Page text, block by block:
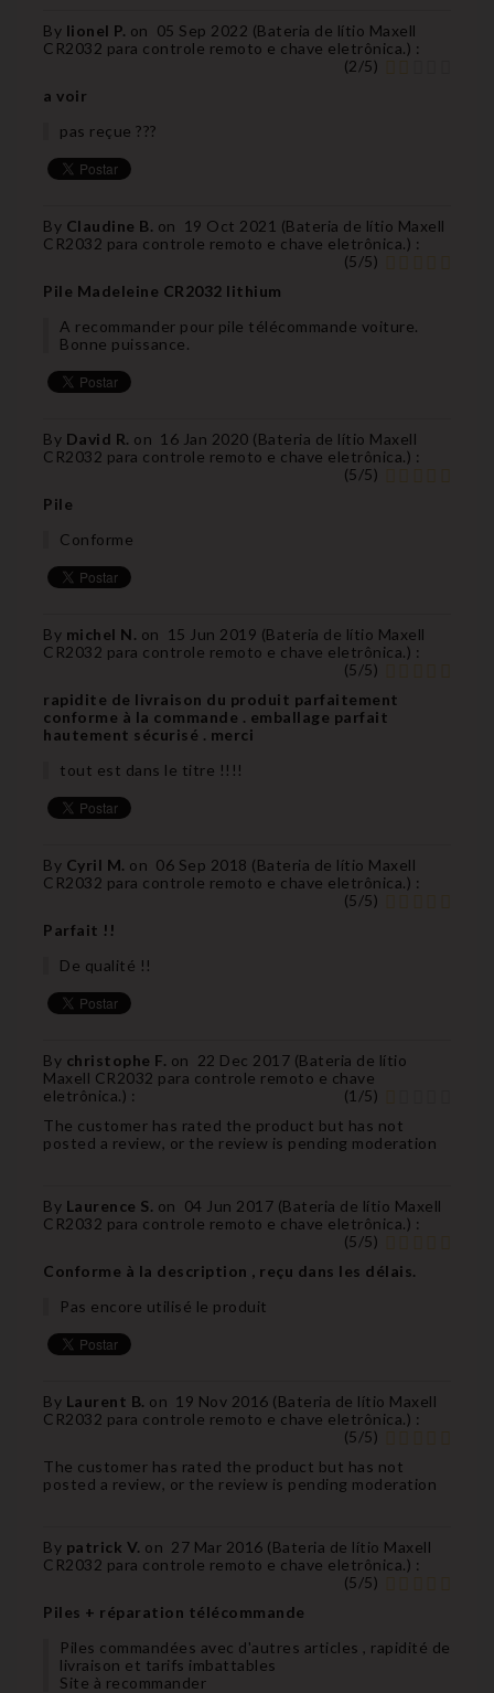
By lionel P. on 05 Sep 2022 (Bateria de lítio Maxell
CR2032 para controle remoto e chave eletrônica.) :
(2/5)
a voir
pas reçue ???
By Claudine B. on 19 Oct 2021 (Bateria de lítio Maxell
CR2032 para controle remoto e chave eletrônica.) :
(5/5)
Pile Madeleine CR2032 lithium
A recommander pour pile télécommande voiture.
Bonne puissance.
By David R. on 16 Jan 2020 (Bateria de lítio Maxell
CR2032 para controle remoto e chave eletrônica.) :
(5/5)
Pile
Conforme
By michel N. on 15 Jun 2019 (Bateria de lítio Maxell
CR2032 para controle remoto e chave eletrônica.) :
(5/5)
rapidite de livraison du produit parfaitement
conforme à la commande . emballage parfait
hautement sécurisé . merci
tout est dans le titre !!!!
By Cyril M. on 06 Sep 2018 (Bateria de lítio Maxell
CR2032 para controle remoto e chave eletrônica.) :
(5/5)
Parfait !!
De qualité !!
By christophe F. on 22 Dec 2017 (Bateria de lítio
Maxell CR2032 para controle remoto e chave
eletrônica.) : (1 /5)
The customer has rated the product but has not
posted a review, or the review is pending moderation
By Laurence S. on 04 Jun 2017 (Bateria de lítio Maxell
CR2032 para controle remoto e chave eletrônica.) :
(5/5)
Conforme à la description , reçu dans les délais.
Pas encore utilisé le produit
By Laurent B. on 19 Nov 2016 (Bateria de lítio Maxell
CR2032 para controle remoto e chave eletrônica.) :
(5/5)
The customer has rated the product but has not
posted a review, or the review is pending moderation
By patrick V. on 27 Mar 2016 (Bateria de lítio Maxell
CR2032 para controle remoto e chave eletrônica.) :
(5/5)
Piles + réparation télécommande
Piles commandées avec d'autres articles , rapidité de
livraison et tarifs imbattables
Site à recommander